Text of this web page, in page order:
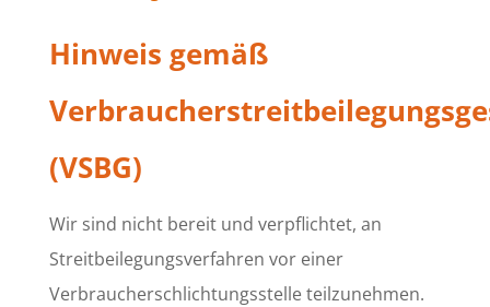
Hinweis gemäß
(VSBG)
Wir sind nicht bereit und verpflichtet, an
Streitbeilegungsverfahren vor einer
Verbraucherschlichtungsstelle teilzunehmen.